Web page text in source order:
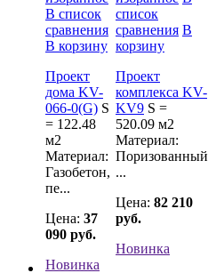
В список
сравнения
В корзину
Проект
дома KV-
066-0(G) S
= 122.48
м2
Материал:
Газобетон,
пе...
Цена: 37
090 руб.
Новинка
список
сравнения В
корзину
Проект
комплекса KV-
KV9 S =
520.09 м2
Материал:
Поризованный
...
Цена: 82 210
руб.
Новинка